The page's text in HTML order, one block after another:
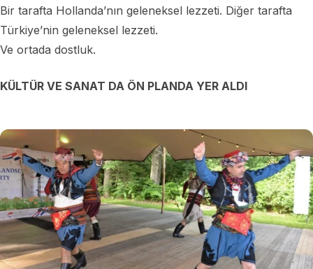
Bir tarafta Hollanda’nın geleneksel lezzeti. Diğer tarafta
Türkiye’nin geleneksel lezzeti.
Ve ortada dostluk.
KÜLTÜR VE SANAT DA ÖN PLANDA YER ALDI